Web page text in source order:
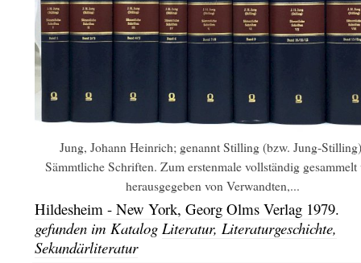
Jung, Johann Heinrich; genannt Stilling (bzw. Jung-
Sämmtliche Schriften. Zum erstenmale vollständig gesammelt
herausgegeben von Verwandten,...
Hildesheim - New York, Georg Olms Verlag 1979.
gefunden im Katalog Literatur, Literaturgeschichte,
Sekundärliteratur